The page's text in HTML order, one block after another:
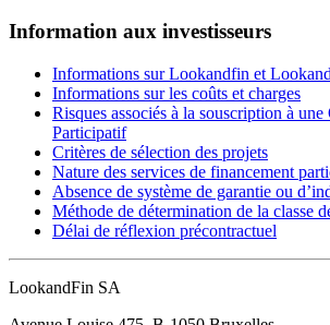
Information aux investisseurs
Informations sur Lookandfin et
Informations sur les coûts et charges
Risques associés à la souscription à
Participatif
Critères de sélection des projets
Nature des services de financement
Absence de système de garantie ou
Méthode de détermination de la classe
Délai de réflexion précontractuel
LookandFin SA